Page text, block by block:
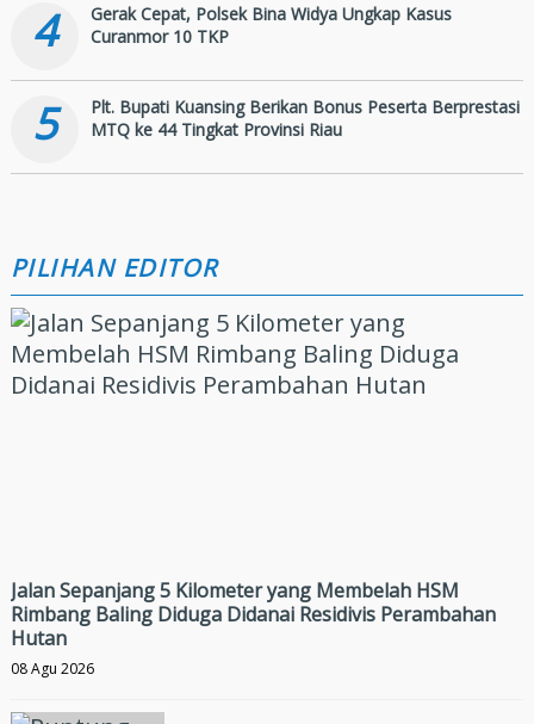
4
Gerak Cepat, Polsek Bina Widya Ungkap Kasus
Curanmor 10 TKP
5
Plt. Bupati Kuansing Berikan Bonus Peserta Berprestasi
MTQ ke 44 Tingkat Provinsi Riau
PILIHAN EDITOR
Jalan Sepanjang 5 Kilometer yang Membelah HSM
Rimbang Baling Diduga Didanai Residivis Perambahan
Hutan
08 Agu 2026